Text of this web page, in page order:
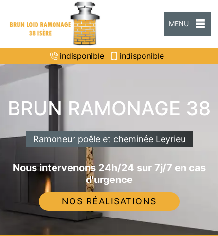
MENU
indisponible indisponible
BRUN RAMONAGE 38
Ramoneur poêle et cheminée Leyrieu
Nous intervenons 24h/24 sur 7j/7 en cas
d'urgence
NOS RÉALISATIONS